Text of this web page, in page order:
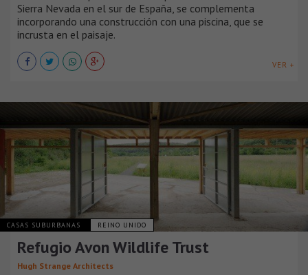
Sierra Nevada en el sur de España, se complementa
incorporando una construcción con una piscina, que se
incrusta en el paisaje.
VER +
CASAS SUBURBANAS REINO UNIDO
Refugio Avon Wildlife Trust
Hugh Strange Architects